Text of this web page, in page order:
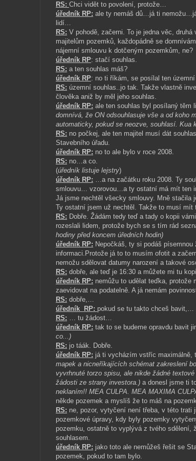
RS: Chci vidět to povolení, protože…
úředník RP: ale ty nemáš dů…já ti
lidí…
RS: V pohodě, začerni. To je jedna věc,
majitelům pozemků, každopádně se
nájemní smlouvu k dotčeným pozemkům, ne?
úředník RP: stačí souhlas.
RS: a ten souhlas máš?
úředník RP: no ti říkám, se posílal ten
RS: územní souhlas..jo tak. Takže vlastně
člověka aniž by měl jeho souhlas.
úředník RP: ale ten souhlas byl posílaný těm
domnívá, že ON odsouhlasuje vše a od koho
automaticky, pokud se neozve, souhlasí. Kua
RS: no počkej, ale ten majitel musí dát
Stavebního úřadu.
úředník RP: no to ale bylo v roce 2008.
RS: no…a co.
(úředník listuje lejstry)
úředník RP: …a na začátku roku 2008. Ty
smlouvu… vzorovou…a ty ostatní má mít ten
Já jsme nechtěl všecky smlouvy. Mně stačila
Ty ostatní jsem už nechtěl. Takže to musí
RS: Dobře. Žádám tedy teď a tady o kopii
rozeslali lidem, protože bych se s tím rád
hodiny před koncem úředních hodin)
úředník RP: Nepočkáš, ty si podáš
informaci.Protože já to to musím ofotit a
nemožu sdělovat datumy narození a takové
RS: dobře, ale teď je 16:30 a můžete mi tu
úředník RP: nemůžu to udělat teďka, protože
zaevidovat na podatelně. A já nemám
RS: dobře,…
úředník
RP: pokud se tu takto chceš bavit,…
RS: … tu žádost…
úředník RP: tak to se budeme opravdu bavit
co...)
RS: jo táák. Dobře.
úředník RP: já ti vycházím vstříc maximálně,
mapek a nicneříkajících schémat zakreslení
vyvrhnuté torzo spisu, ale nikde žádné
žádosti ze strany investora.) a donesl jsme ti
neklaním!! MEA CULPA. MEA MAXIMA
někde pozemek a myslíš že to máš na
RS: ne, pozor, vytyčení není třeba, v této trati
pozemkové úpravy, kdy byly pozemky
pozemku, ostatně to vyplývá z tvého sdělení,
souhlasem.
úředník RP: jako toto ale nemůžeš řešit se
pozemek, pokud to tam bylo.